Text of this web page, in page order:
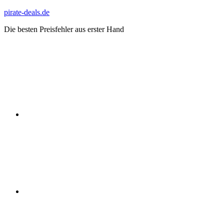
Zum
springen
pirate-deals.de
Die besten Preisfehler aus erster Hand